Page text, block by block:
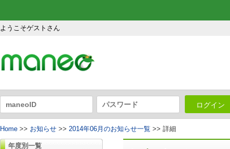
ようこそゲストさん
ログイン
Home >> お知らせ >> 2014年06月のお知らせ一覧 >> 詳細
年度別一覧